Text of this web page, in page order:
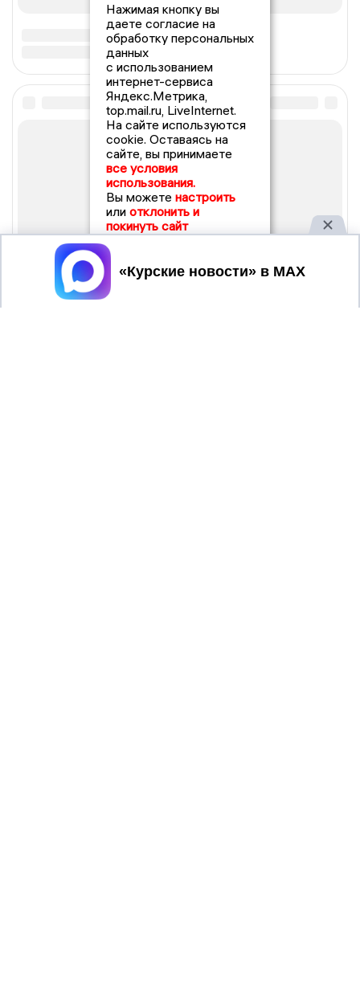
Нажимая кнопку вы
даете согласие на
обработку персональных
данных
с использованием
интернет-сервиса
Яндекс.Метрика,
top.mail.ru, LiveInternet.
На сайте используются
cookie. Оставаясь на
сайте, вы принимаете
все условия
использования.
Вы можете настроить
или отклонить и
покинуть сайт
Принять